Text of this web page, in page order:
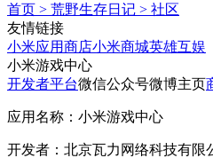
首页 > 荒野生存日记 > 社区
友情链接
小米应用商店小米商城英雄互娱
小米游戏中心
开发者平台微信公众号微博主页
应用名称：小米游戏中心
开发者：北京瓦力网络科技有限